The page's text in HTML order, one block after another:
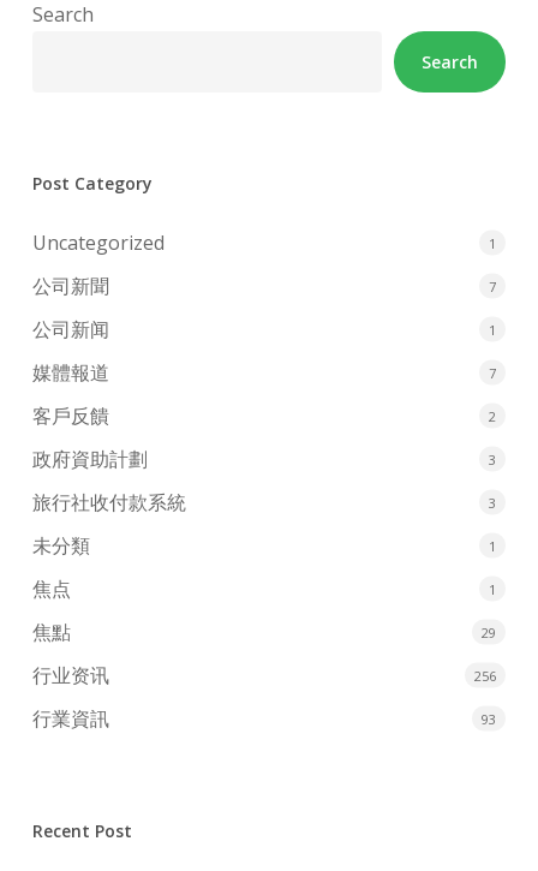
Search
Search
Post Category
Uncategorized 1
公司新聞 7
公司新闻 1
媒體報道 7
客戶反饋 2
政府資助計劃 3
旅行社收付款系統 3
未分類 1
焦点 1
焦點 29
行业资讯 256
行業資訊 93
Recent Post